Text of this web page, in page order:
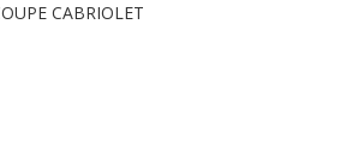
CABRIOLET